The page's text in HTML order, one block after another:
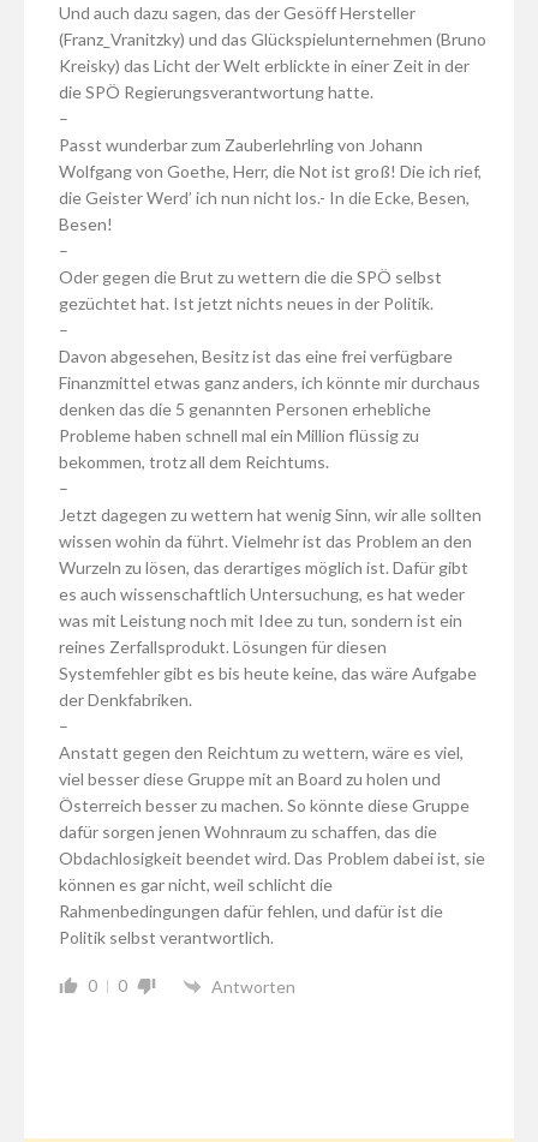
Und auch dazu sagen, das der Gesöff Hersteller
(Franz_Vranitzky) und das Glückspielunternehmen (Bruno
Kreisky) das Licht der Welt erblickte in einer Zeit in der
die SPÖ Regierungsverantwortung hatte.
–
Passt wunderbar zum Zauberlehrling von Johann
Wolfgang von Goethe, Herr, die Not ist groß! Die ich rief,
die Geister Werd’ ich nun nicht los.- In die Ecke, Besen,
Besen!
–
Oder gegen die Brut zu wettern die die SPÖ selbst
gezüchtet hat. Ist jetzt nichts neues in der Politik.
–
Davon abgesehen, Besitz ist das eine frei verfügbare
Finanzmittel etwas ganz anders, ich könnte mir durchaus
denken das die 5 genannten Personen erhebliche
Probleme haben schnell mal ein Million flüssig zu
bekommen, trotz all dem Reichtums.
–
Jetzt dagegen zu wettern hat wenig Sinn, wir alle sollten
wissen wohin da führt. Vielmehr ist das Problem an den
Wurzeln zu lösen, das derartiges möglich ist. Dafür gibt
es auch wissenschaftlich Untersuchung, es hat weder
was mit Leistung noch mit Idee zu tun, sondern ist ein
reines Zerfallsprodukt. Lösungen für diesen
Systemfehler gibt es bis heute keine, das wäre Aufgabe
der Denkfabriken.
–
Anstatt gegen den Reichtum zu wettern, wäre es viel,
viel besser diese Gruppe mit an Board zu holen und
Österreich besser zu machen. So könnte diese Gruppe
dafür sorgen jenen Wohnraum zu schaffen, das die
Obdachlosigkeit beendet wird. Das Problem dabei ist, sie
können es gar nicht, weil schlicht die
Rahmenbedingungen dafür fehlen, und dafür ist die
Politik selbst verantwortlich.
0 0 Antworten